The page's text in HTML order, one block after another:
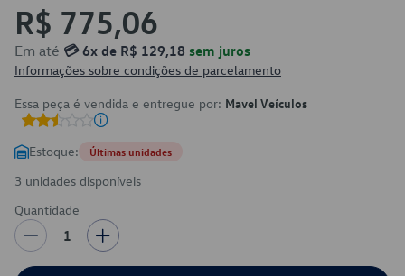
R$ 775,06
Em até 💳 6x de R$ 129,18 sem juros
Informações sobre condições de parcelamento
Essa peça é vendida e entregue por: Mavel Veículos
Estoque: Últimas unidades
3 unidades disponíveis
Quantidade
1